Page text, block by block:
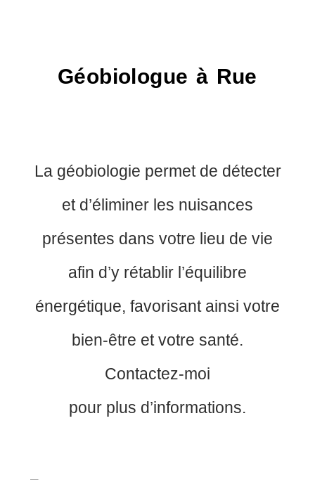
Géobiologue à Rue
La géobiologie permet de détecter
et d’éliminer les nuisances
présentes dans votre lieu de vie
afin d’y rétablir l’équilibre
énergétique, favorisant ainsi votre
bien-être et votre santé.
Contactez-moi
pour plus d’informations.